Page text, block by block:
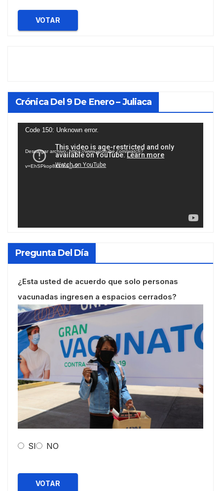
VOTAR
Crónica Del 9 De Enero – Juliaca
Reproductor
vídeo
Code 150: Unknown error.
Descargar archivo: https://www.youtube.com/watch?
v=EhSPkop8KPY&_=2
Pregunta Del Día
¿Esta usted de acuerdo que solo personas
vacunadas ingresen a espacios cerrados?
SI NO
VOTAR